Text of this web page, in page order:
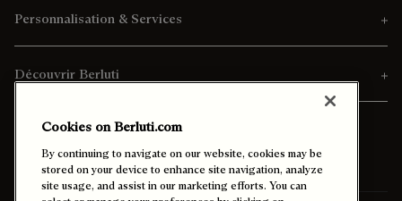
Personnalisation & Services
Découvrir Berluti
Cookies on Berluti.com
By continuing to navigate on our website, cookies may be
stored on your device to enhance site navigation, analyze
site usage, and assist in our marketing efforts. You can